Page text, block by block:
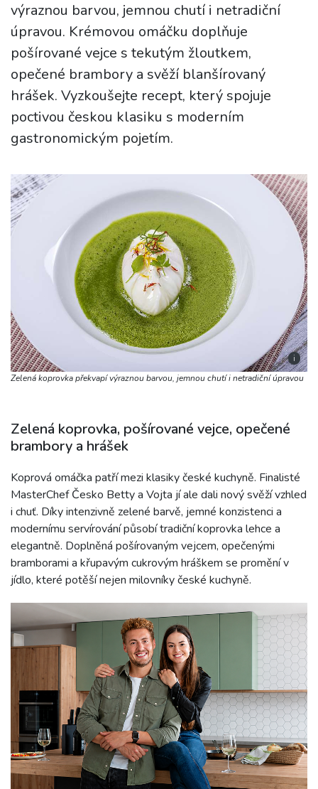
výraznou barvou, jemnou chutí i netradiční
úpravou. Krémovou omáčku doplňuje
pošírované vejce s tekutým žloutkem,
opečené brambory a svěží blanšírovaný
hrášek. Vyzkoušejte recept, který spojuje
poctivou českou klasiku s moderním
gastronomickým pojetím.
i
Zelená koprovka překvapí výraznou barvou, jemnou chutí i netradiční úpravou
Zelená koprovka, pošírované vejce, opečené
brambory a hrášek
Koprová omáčka patří mezi klasiky české kuchyně. Finalisté
MasterChef Česko Betty a Vojta jí ale dali nový svěží vzhled
i chuť. Díky intenzivně zelené barvě, jemné konzistenci a
modernímu servírování působí tradiční koprovka lehce a
elegantně. Doplněná pošírovaným vejcem, opečenými
bramborami a křupavým cukrovým hráškem se promění v
jídlo, které potěší nejen milovníky české kuchyně.